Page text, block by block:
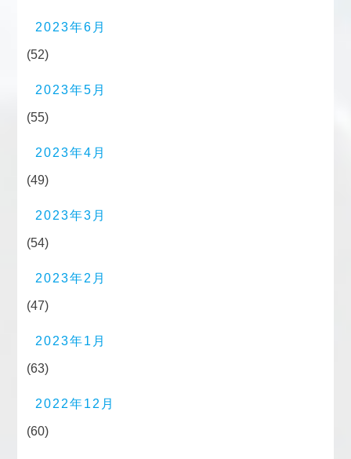
2023年6月
(52)
2023年5月
(55)
2023年4月
(49)
2023年3月
(54)
2023年2月
(47)
2023年1月
(63)
2022年12月
(60)